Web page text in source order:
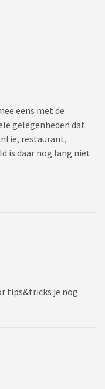
eens met de
gelegenheden dat
restaurant,
is daar nog lang niet
tips&tricks je nog